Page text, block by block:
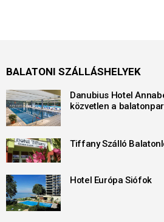
BALATONI SZÁLLÁSHELYEK
Danubius Hotel
közvetlen a
Tiffany Szálló
Hotel Európa Siófok